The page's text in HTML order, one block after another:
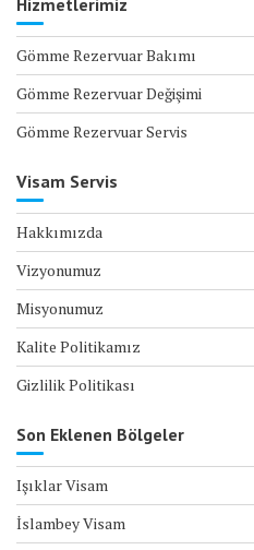
Hizmetlerimiz
Gömme Rezervuar Bakımı
Gömme Rezervuar Değişimi
Gömme Rezervuar Servis
Visam Servis
Hakkımızda
Vizyonumuz
Misyonumuz
Kalite Politikamız
Gizlilik Politikası
Son Eklenen Bölgeler
Işıklar Visam
İslambey Visam